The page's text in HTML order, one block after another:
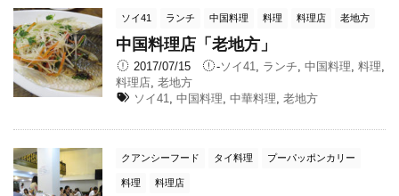
ソイ41 ランチ 中国料理 料理 料理店 老地方
中国料理店「老地方」
2017/07/15 -ソイ41 ランチ 中国料理 料理
料理店 老地方
ソイ41
,中国料理 ,中華料理 ,老地方
クアンシーフード タイ料理 プーパッポンカリー
料理 料理店